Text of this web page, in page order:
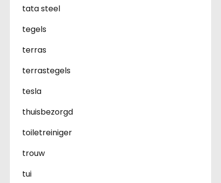
tata steel
tegels
terras
terrastegels
tesla
thuisbezorgd
toiletreiniger
trouw
tui